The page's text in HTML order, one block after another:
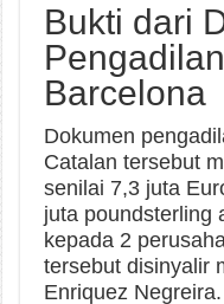
Bukti dari
Barcelona
Dokumen
Catalan tersebut
senilai 7,3 juta
juta poundsterling
kepada 2
tersebut disinyalir
Enriquez Negreira.